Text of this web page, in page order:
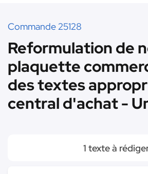
Commande 25128
Reformulation de
plaquette
des textes
central d'achat -
1 texte à